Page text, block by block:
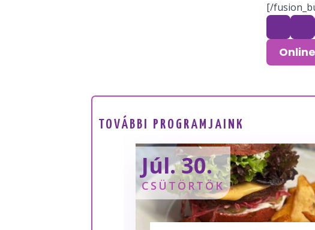
[/
TOVÁBBI PROGRAMJAINK
Júl. 30.
CSÜTÖRTÖK